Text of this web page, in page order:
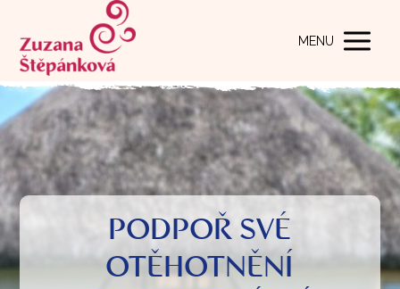
MENU
PODPOŘ SVÉ
OTĚHOTNĚNÍ